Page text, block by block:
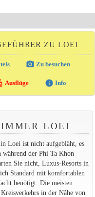
ZU LOEI
photo_camera Zu besuchen
Ausflüge info Info
LOEI
Loei ist nicht aufgebläht, es
während der Phi Ta Khon
Sie nicht, Luxus-Resorts in
Standard mit komfortablen
benötigt. Die meisten
in der Nâhe von